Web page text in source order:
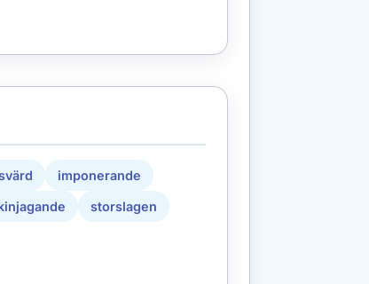
imponerande
storslagen